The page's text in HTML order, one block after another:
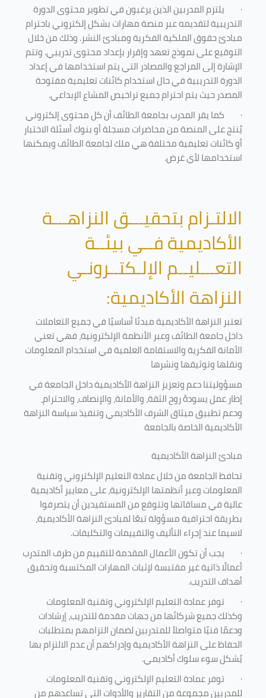
· يلتزم المدربين الذين يرغبون في تطوير محتوى الدورة
التدريبية لتقديمه عبر منصة مهارات بشكل إلكتروني باحترام
مبادئ حقوق الملكية الفكرية ومبادئ النشر. وذلك من خلال
التوقيع على نموذج تعهد وإقرار بإعداد محتوى تدريبي. وتتم
الإشارة إلى المراجع والمصادر التي يتم استخدامها في إعداد
الدورة التدريبية في حال استخدام كائنات تعليمية مفتوحة
المصدر حيث يتم احترام جميع تراخيص المشاع الإبداعي.
· كما يقر المدرب بجامعة الطائف أن كل محتوى إلكتروني
يُنتج على المنصة من محاضرات مسجلة أو بنوك أسئلة الاختبار
أو كائنات تعليمية مختلفة هي ملك لجامعة الطائف ويمكنها
استخدامها لأي غرض.
الالتـزام بتحقيـــق النزاهـــة
الأكاديمية فــي بيئــة
التعـــليــم الإلـكتــرونـي
النزاهة الأكاديمية:
تعتبر النزاهة الأكاديمية مبدئا أساسيًا في جميع التعاملات
داخل جامعة الطائف وعبر الأنظمة الإلكترونية، فهي تعني
الأمانة الفكرية والاستقامة العلمية في استخدام المعلومات
ونقلها وتوثيقها ونشرها
مسؤوليتنا دعم وتعزيز النزاهة الأكاديمية داخل الجامعة في
إطار عمل يسودهُ روح الثقة، والأمانة، والإنصاف، والاحترام،
ودعم تطبيق ميثاق الشرف الأكاديمي وتنفيذ سياسة النزاهة
الأكاديمية الخاصة بالجامعة
مبادئ النزاهة الأكاديمية
تحافظ الجامعة من خلال عمادة التعليم الإلكتروني وتقنية
المعلومات وعبر أنظمتها الإلكترونية، على معايير أكاديمية
عالية في مساقاتها وتتوقع من المستفيدين أن يتصرفوا
بطريقة احترافية مسؤولة تبعًا لمبادئ النزاهة الأكاديمية،
لاسيما عند إجراء التأليف والتقييمات والتكليفات.
· يجب أن تكون الأعمال المقدمة للتقييم من طرف المتدرب
أعمالًا ذاتية غير مقتبسة لإثبات المهارات المكتسبة وتحقيق
أهداف التدريب.
· توفر عمادة التعليم الإلكتروني وتقنية المعلومات
وكذلك جميع شركائها من جهات مقدمة للتدريب، إرشادات
ودعمًا فنيًا متواصلاً للمتدربين لضمان التزامهم بمتطلبات
الحفاظ على النزاهة الأكاديمية وإدراكهم أن عدم الالتزام بها
يُشكل سوء سلوك أكاديمي.
· توفر عمادة التعليم الإلكتروني وتقنية المعلومات
للمدربين مجموعة من التقارير والأدوات التي تساعدهم من